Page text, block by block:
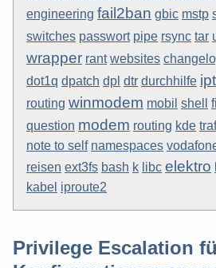
engineering fail2ban gbic mstp
switches passwort pipe rsync tar
wrapper rant websites
dot1q dpatch dpl dtr durchhilfe
routing winmodem mobil shell
question modem routing kde
note to self namespaces
reisen ext3fs bash k libc elektro
kabel iproute2
Privilege Escalation